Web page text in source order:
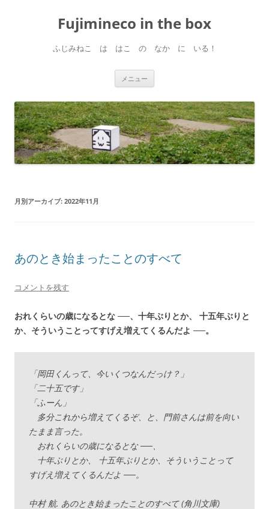
Fujimineco in the box
ふじみねこ は はこ の なか に いる！
メニュー
月別アーカイブ: 2022年11月
あのとき始まったことのすべて
コメントを残す
おれくらいの歳になるとな ──、十年ぶりとか、 十五年ぶりと
か、そういうことってすげえ増えてくるんだよ ──。
「岡田くんって、今いくつなんだっけ？」
「二十五です」
「ふーん」
多分これから増えてくるぞ、と、門前さんは前を向い
たまま言った。
おれくらいの歳になるとな ──、
十年ぶりとか、 十五年ぶりとか、そういうことって
すげえ増えてくるんだよ ──。
中村 航. あのとき始まったことのすべて (角川文庫)